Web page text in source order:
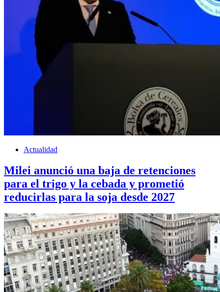
Actualidad
Milei anunció una baja de retenciones
para el trigo y la cebada y prometió
reducirlas para la soja desde 2027